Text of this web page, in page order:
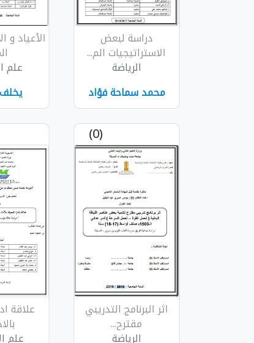
دراسة لبعض
الاستراتيجيات الم...
الرياضة
محمد سماحة فؤاد
الأعياد و
علم
(0)
اثر البرنامج التدريبي
مقترح...
الرياضة
علاقة
علم